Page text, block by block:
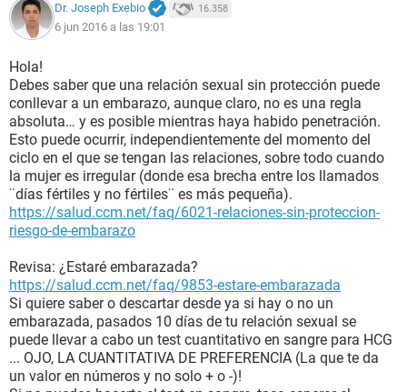
Dr. Joseph Exebio 16.358
6 jun 2016 a las 19:01
Hola!
Debes saber que una relación sexual sin protección puede
conllevar a un embarazo, aunque claro, no es una regla
absoluta… y es posible mientras haya habido penetración.
Esto puede ocurrir, independientemente del momento del
ciclo en el que se tengan las relaciones, sobre todo cuando
la mujer es irregular (donde esa brecha entre los llamados
¨días fértiles y no fértiles¨ es más pequeña).
https://salud.ccm.net/faq/6021-relaciones-sin-proteccion-
riesgo-de-embarazo
Revisa: ¿Estaré embarazada?
https://salud.ccm.net/faq/9853-estare-embarazada
Si quiere saber o descartar desde ya si hay o no un
embarazada, pasados 10 días de tu relación sexual se
puede llevar a cabo un test cuantitativo en sangre para HCG
... OJO, LA CUANTITATIVA DE PREFERENCIA (La que te da
un valor en números y no solo + o -)!